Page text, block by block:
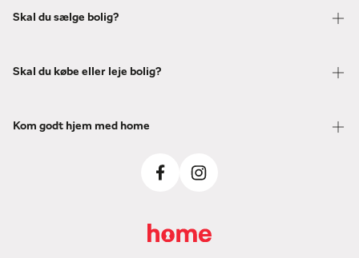
Skal du sælge bolig?
Skal du købe eller leje bolig?
Kom godt hjem med home